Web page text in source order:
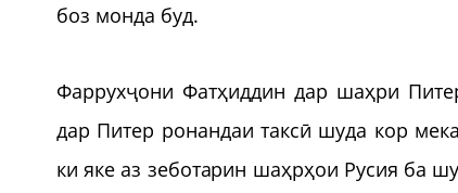
боз монда буд.
Фаррухҷони Фатҳиддин дар шаҳри
дар Питер ронандаи таксӣ шуда кор
ки яке аз зеботарин шаҳрҳои Русия ба